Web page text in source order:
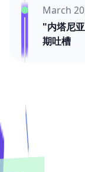
"内塔尼
期吐槽
March
托福家